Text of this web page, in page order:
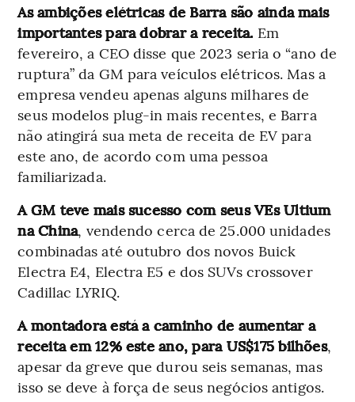
As ambições elétricas de Barra são ainda mais
importantes para dobrar a receita. Em
fevereiro, a CEO disse que 2023 seria o “ano de
ruptura” da GM para veículos elétricos. Mas a
empresa vendeu apenas alguns milhares de
seus modelos plug-in mais recentes, e Barra
não atingirá sua meta de receita de EV para
este ano, de acordo com uma pessoa
familiarizada.
A GM teve mais sucesso com seus VEs Ultium
na China, vendendo cerca de 25.000 unidades
combinadas até outubro dos novos Buick
Electra E4, Electra E5 e dos SUVs crossover
Cadillac LYRIQ.
A montadora está a caminho de aumentar a
receita em 12% este ano, para US$175 bilhões,
apesar da greve que durou seis semanas, mas
isso se deve à força de seus negócios antigos.